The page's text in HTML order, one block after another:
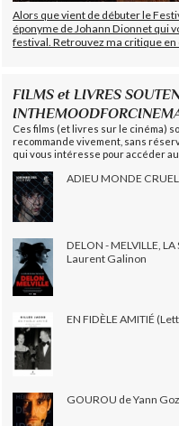
Alors que vient de débuter le
éponyme de Johann Dionnet qui
festival. Retrouvez ma critique en
FILMS et LIVRES
Ces films (et livres sur le cinéma)
recommande vivement, sans
qui vous intéresse pour accéder
ADIEU MONDE
DELON - MELVILLE,
Laurent Galinon
EN FIDÈLE AMITIÉ
GOUROU de Yann